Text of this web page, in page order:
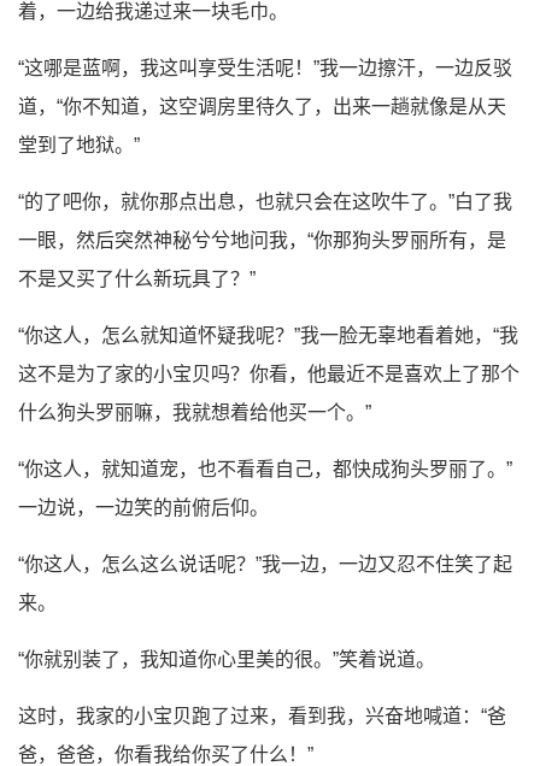
着，一边给我递过来一块毛巾。
“这哪是蓝啊，我这叫享受生活呢！”我一边擦汗，一边反驳
道，“你不知道，这空调房里待久了，出来一趟就像是从天
堂到了地狱。”
“的了吧你，就你那点出息，也就只会在这吹牛了。”白了我
一眼，然后突然神秘兮兮地问我，“你那狗头罗丽所有，是
不是又买了什么新玩具了？”
“你这人，怎么就知道怀疑我呢？”我一脸无辜地看着她，“我
这不是为了家的小宝贝吗？你看，他最近不是喜欢上了那个
什么狗头罗丽嘛，我就想着给他买一个。”
“你这人，就知道宠，也不看看自己，都快成狗头罗丽了。”
一边说，一边笑的前俯后仰。
“你这人，怎么这么说话呢？”我一边，一边又忍不住笑了起
来。
“你就别装了，我知道你心里美的很。”笑着说道。
这时，我家的小宝贝跑了过来，看到我，兴奋地喊道：“爸
爸，爸爸，你看我给你买了什么！”